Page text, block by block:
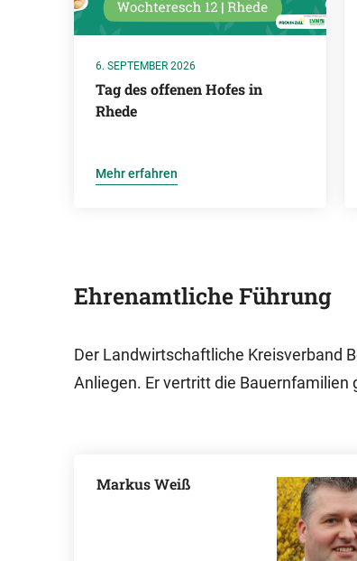
6. SEPTEMBER 2026
Tag des offenen Hofes in
Rhede
Mehr erfahren
Ehrenamtliche Führung
Der Landwirtschaftliche Kreisverband
Anliegen. Er vertritt die
Markus Weiß